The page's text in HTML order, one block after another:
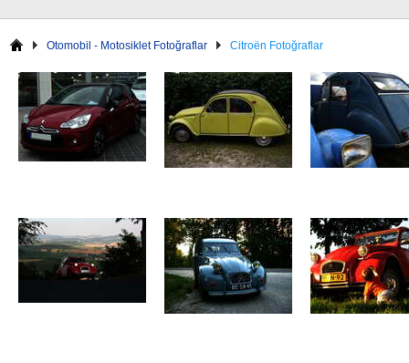
Otomobil - Motosiklet Fotoğraflar Citroën Fotoğraflar